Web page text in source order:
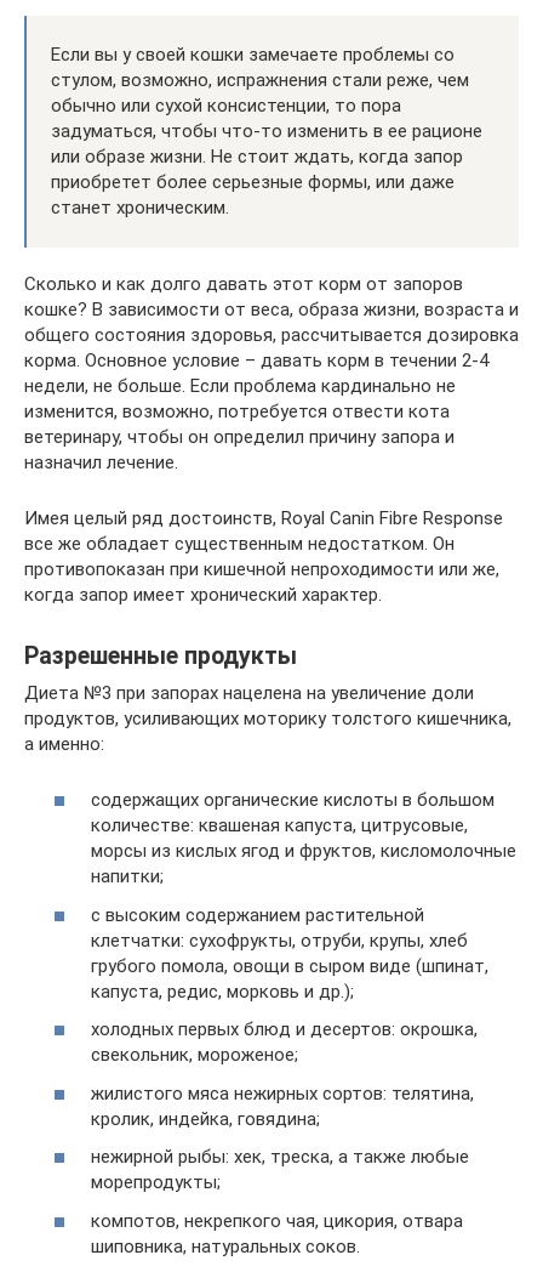
Если вы у своей кошки замечаете проблемы со
стулом, возможно, испражнения стали реже, чем
обычно или сухой консистенции, то пора
задуматься, чтобы что-то изменить в ее рационе
или образе жизни. Не стоит ждать, когда запор
приобретет более серьезные формы, или даже
станет хроническим.
Сколько и как долго давать этот корм от запоров
кошке? В зависимости от веса, образа жизни, возраста и
общего состояния здоровья, рассчитывается дозировка
корма. Основное условие – давать корм в течении 2-4
недели, не больше. Если проблема кардинально не
изменится, возможно, потребуется отвести кота
ветеринару, чтобы он определил причину запора и
назначил лечение.
Имея целый ряд достоинств, Royal Canin Fibre Response
все же обладает существенным недостатком. Он
противопоказан при кишечной непроходимости или же,
когда запор имеет хронический характер.
Разрешенные продукты
Диета №3 при запорах нацелена на увеличение доли
продуктов, усиливающих моторику толстого кишечника,
а именно:
содержащих органические кислоты в большом
количестве: квашеная капуста, цитрусовые,
морсы из кислых ягод и фруктов, кисломолочные
напитки;
с высоким содержанием растительной
клетчатки: сухофрукты, отруби, крупы, хлеб
грубого помола, овощи в сыром виде (шпинат,
капуста, редис, морковь и др.);
холодных первых блюд и десертов: окрошка,
свекольник, мороженое;
жилистого мяса нежирных сортов: телятина,
кролик, индейка, говядина;
нежирной рыбы: хек, треска, а также любые
морепродукты;
компотов, некрепкого чая, цикория, отвара
шиповника, натуральных соков.